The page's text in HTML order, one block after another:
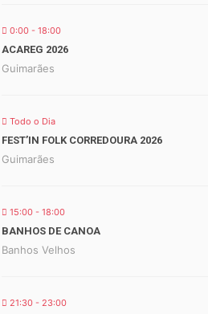
0:00 - 18:00
ACAREG 2026
Guimarães
Todo o Dia
FEST’IN FOLK CORREDOURA 2026
Guimarães
15:00 - 18:00
BANHOS DE CANOA
Banhos Velhos
21:30 - 23:00